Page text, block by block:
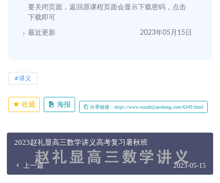
要关闭页面，返回原课程页面会显示下载密码，点击
下载即可
最近更新 2023年05月15日
讲义
收藏 海报 分享链接：https://www.xuezhijiaocheng.com/6349.html
2023赵礼显高三数学讲义高考复习暑秋班
上一篇 2023-05-15